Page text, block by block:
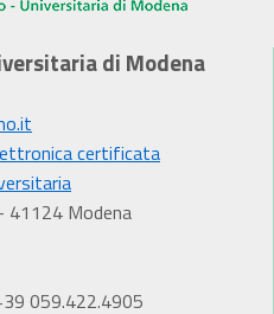
di Modena
certificata
41124 Modena
059.422.4905